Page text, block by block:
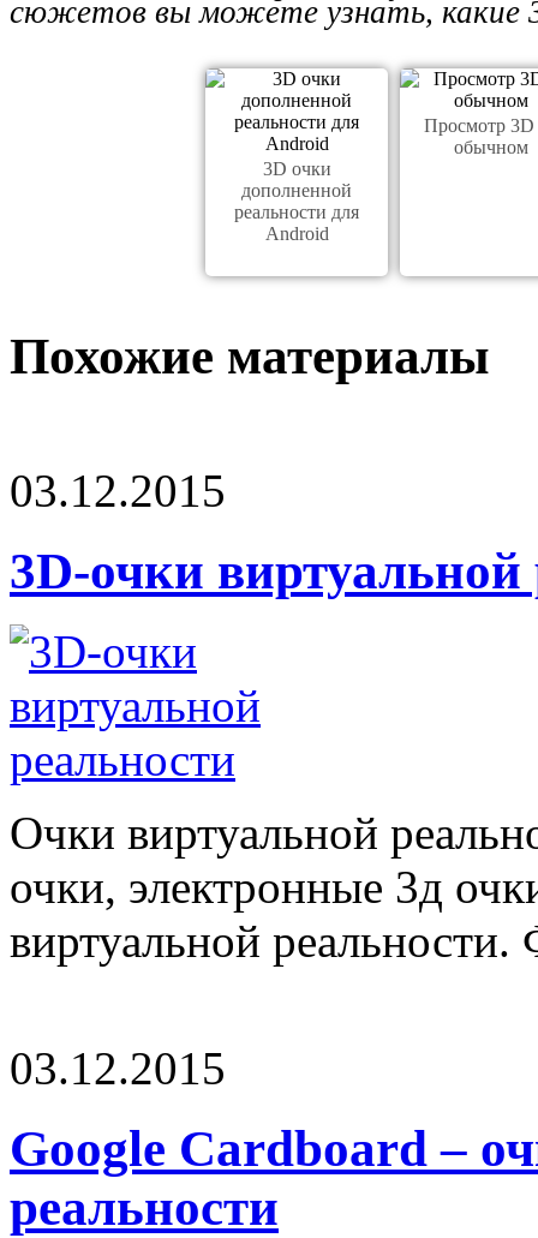
сюжетов вы можете узнать, какие
3D очки
дополненной
реальности для
Android
Просмотр 3D
обычном
Похожие материалы
03.12.2015
3D-очки виртуальной
Очки виртуальной
очки, электронные 3д
виртуальной реальности.
03.12.2015
Google Cardboard –
реальности